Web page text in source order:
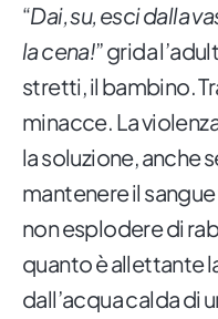
“Dai, su, esci dalla
la cena!” grida
stretti, il bambino.
minacce. La
la soluzione, anche
mantenere il
non esplodere di
quanto è allettante
dall’acqua calda di